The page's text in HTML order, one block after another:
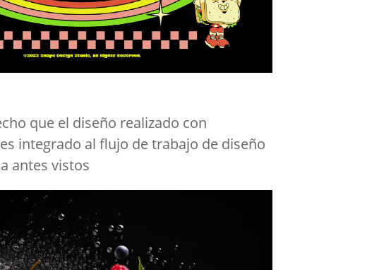
que el diseño realizado con
integrado al flujo de trabajo de diseño
antes vistos